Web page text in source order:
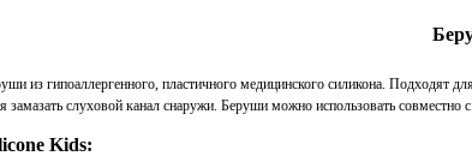
из гипоаллергенного, пластичного медицинского силикона.
замазать слуховой канал снаружи. Беруши можно использовать совместно
Kids: